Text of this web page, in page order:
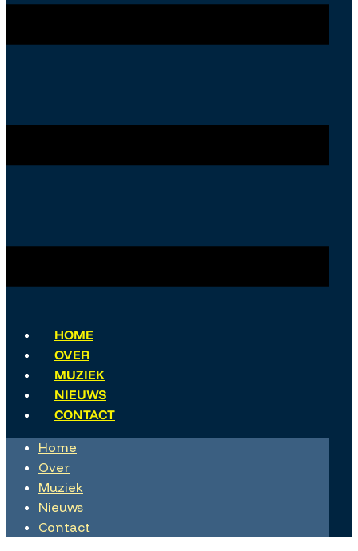
HOME
OVER
MUZIEK
NIEUWS
CONTACT
Home
Over
Muziek
Nieuws
Contact